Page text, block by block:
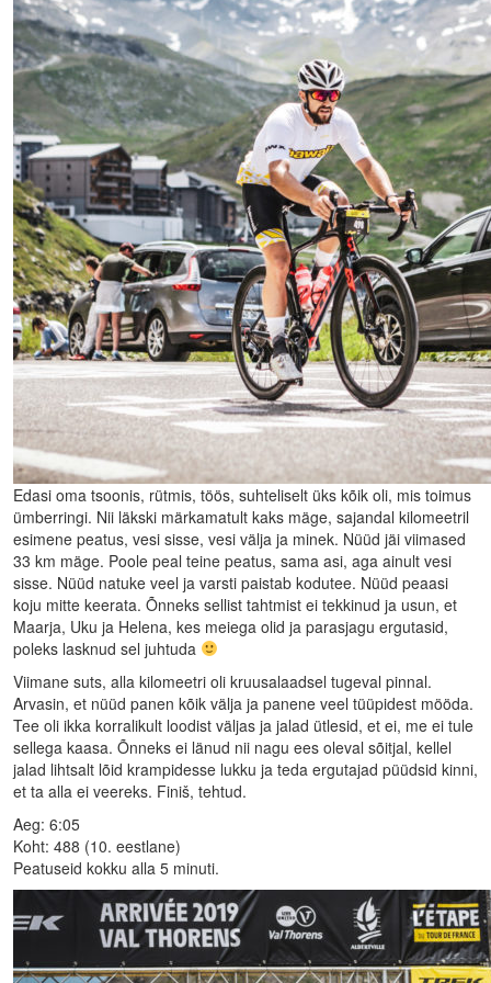
Edasi oma tsoonis, rütmis, töös, suhteliselt üks kõik oli, mis toimus
ümberringi. Nii läkski märkamatult kaks mäge, sajandal kilomeetril
esimene peatus, vesi sisse, vesi välja ja minek. Nüüd jäi viimased
33 km mäge. Poole peal teine peatus, sama asi, aga ainult vesi
sisse. Nüüd natuke veel ja varsti paistab kodutee. Nüüd peaasi
koju mitte keerata. Õnneks sellist tahtmist ei tekkinud ja usun, et
Maarja, Uku ja Helena, kes meiega olid ja parasjagu ergutasid,
poleks lasknud sel juhtuda
Viimane suts, alla kilomeetri oli kruusalaadsel tugeval pinnal.
Arvasin, et nüüd panen kõik välja ja panene veel tüüpidest mööda.
Tee oli ikka korralikult loodist väljas ja jalad ütlesid, et ei, me ei tule
sellega kaasa. Õnneks ei länud nii nagu ees oleval sõitjal, kellel
jalad lihtsalt lõid krampidesse lukku ja teda ergutajad püüdsid kinni,
et ta alla ei veereks. Finiš, tehtud.
Aeg: 6:05
Koht: 488 (10. eestlane)
Peatuseid kokku alla 5 minuti.